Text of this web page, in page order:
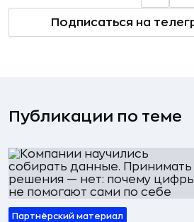
Подписаться на
Публикации по теме
Партнёрский материал